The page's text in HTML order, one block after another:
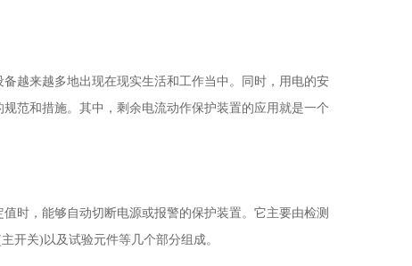
越来越多地出现在现实生活和工作当中。同时，用电的安
范和措施。其中，剩余电流动作保护装置的应用就是一个
时，能够自动切断电源或报警的保护装置。它主要由检测
开关)以及试验元件等几个部分组成。